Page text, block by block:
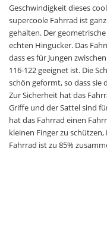
Geschwindigkeit dieses
supercoole Fahrrad ist
gehalten. Der
echten Hingucker. Das
dass es für Jungen
116-122 geeignet ist. Die
schön geformt, so dass sie
Zur Sicherheit hat das
Griffe und der Sattel sind
hat das Fahrrad einen
kleinen Finger zu
Fahrrad ist zu 85%